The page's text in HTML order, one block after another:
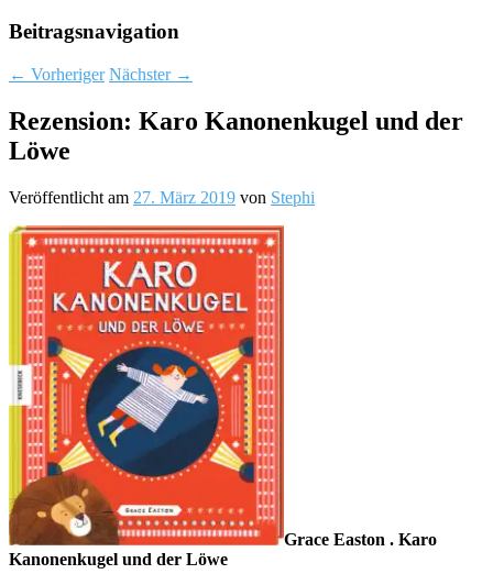
Beitragsnavigation
← Vorheriger Nächster →
Rezension: Karo Kanonenkugel und der
Löwe
Veröffentlicht am 27. März 2019 von Stephi
Grace Easton . Karo
Kanonenkugel und der Löwe